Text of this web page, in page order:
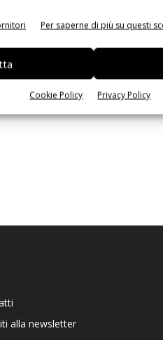
Per saperne di più su questi
Cookie Policy Privacy Policy
alla newsletter